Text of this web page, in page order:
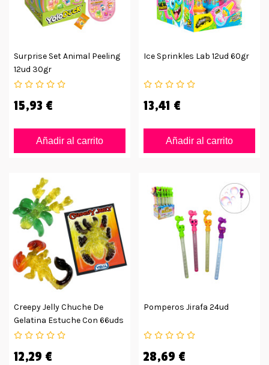
Surprise Set Animal Peeling
12ud 30gr
15,93 €
Añadir al carrito
Ice Sprinkles Lab 12ud 60gr
13,41 €
Añadir al carrito
Creepy Jelly Chuche De
Gelatina Estuche Con 66uds
12,29 €
Pomperos Jirafa 24ud
28,69 €